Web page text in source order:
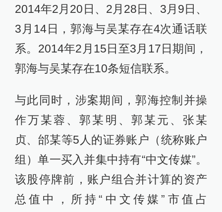
2014年2月20日、2月28日、3月9日、
3月14日，郭海与吴某存在4次通话联
系。2014年2月15日至3月17日期间，
郭海与吴某存在10条短信联系。
与此同时，涉案期间，郭海控制并操
作万某蓉、郭某明、郭某元、张某
贞、邰某等5人的证券账户（统称账户
组）单一买入并集中持有“中文传媒”。
该股停牌前，账户组合并计算的资产
总值中，所持“中文传媒”市值占